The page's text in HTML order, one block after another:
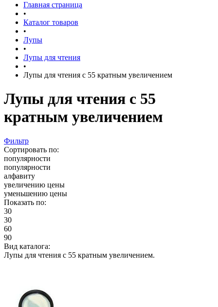
Главная страница
•
Каталог товаров
•
Лупы
•
Лупы для чтения
•
Лупы для чтения с 55 кратным увеличением
Лупы для чтения с 55
кратным увеличением
Фильтр
Сортировать по:
популярности
популярности
алфавиту
увеличению цены
уменьшению цены
Показать по:
30
30
60
90
Вид каталога:
Лупы для чтения с 55 кратным увеличением.